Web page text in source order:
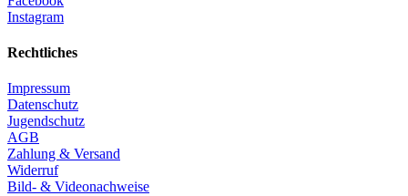
Instagram
Rechtliches
Impressum
Datenschutz
Jugendschutz
AGB
Zahlung & Versand
Widerruf
Bild- & Videonachweise